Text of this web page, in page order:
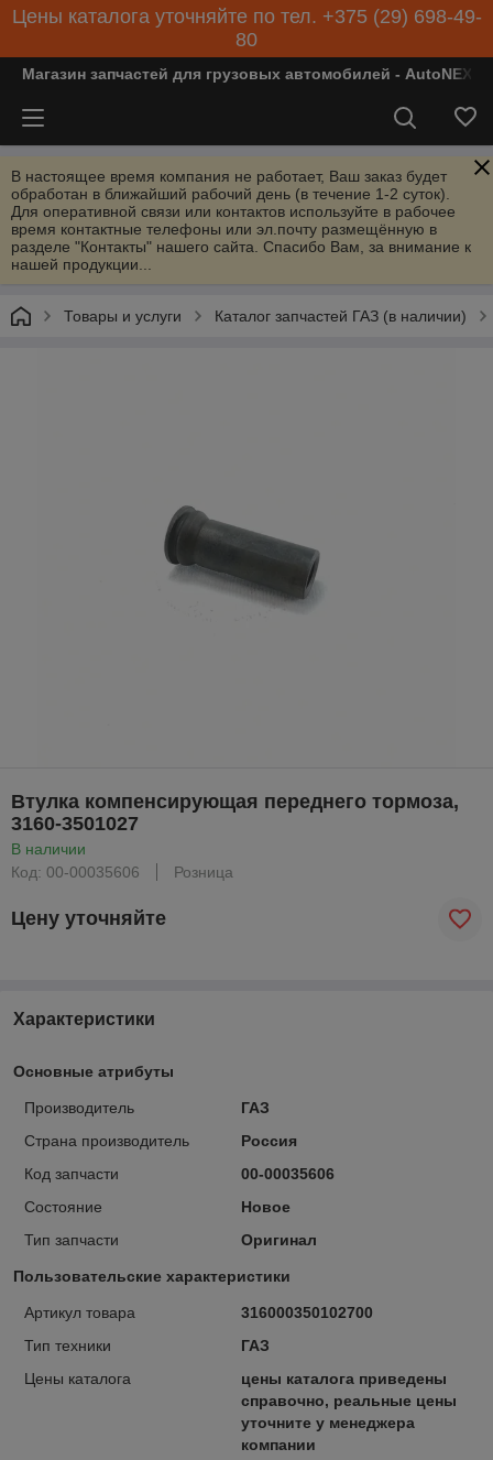
Цены каталога уточняйте по тел. +375 (29) 698-49-
80
Магазин запчастей для грузовых автомобилей - AutoNEXT
В настоящее время компания не работает, Ваш заказ будет
обработан в ближайший рабочий день (в течение 1-2 суток).
Для оперативной связи или контактов используйте в рабочее
время контактные телефоны или эл.почту размещённую в
разделе "Контакты" нашего сайта. Спасибо Вам, за внимание к
нашей продукции...
Товары и услуги Каталог запчастей ГАЗ (в наличии)
Втулка компенсирующая переднего тормоза,
3160-3501027
В наличии
Код: 00-00035606
Розница
Цену уточняйте
Характеристики
Основные атрибуты
Производитель
ГАЗ
Страна производитель
Россия
Код запчасти
00-00035606
Состояние
Новое
Тип запчасти
Оригинал
Пользовательские характеристики
Артикул товара
316000350102700
Тип техники
ГАЗ
Цены каталога
цены каталога приведены
справочно, реальные цены
уточните у менеджера
компании